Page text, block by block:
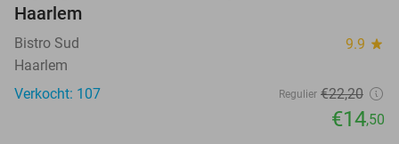
Haarlem
Bistro Sud 9.9 star
Haarlem
Verkocht: 107
Regulier €22,20
€14,50